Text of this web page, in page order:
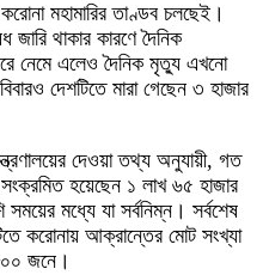
মহামারির তাণ্ডব চলছেই।
জারি থাকার কারণে দৈনিক
নেমে এলেও দৈনিক মৃত্যু এখনো
দেশটিতে মারা গেছেন ৩ হাজার
দেওয়া তথ্য অনুযায়ী, গত
হয়েছেন ১ লাখ ৬৫ হাজার
মধ্যে যা সর্বনিম্ন। সর্বশেষ
করোনায় আক্রান্তের মোট সংখ্যা
জনে।